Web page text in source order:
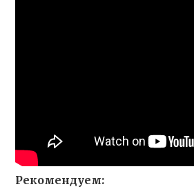
Рекомендуем: